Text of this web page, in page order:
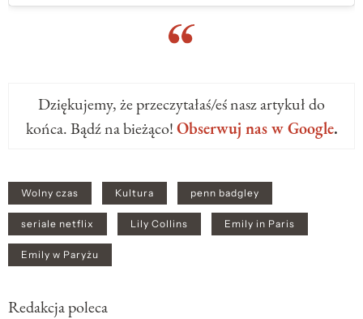
Dziękujemy, że przeczytałaś/eś nasz artykuł do
końca. Bądź na bieżąco!Obserwuj nas w Google.
Wolny czas Kultura penn badgley
seriale netflix Lily Collins Emily in Paris
Emily w Paryżu
Redakcja poleca